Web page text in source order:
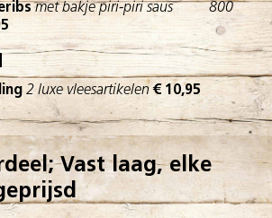
met bakje piri-piri saus 800
2 luxe vleesartikelen € 10,95
Vast laag, elke